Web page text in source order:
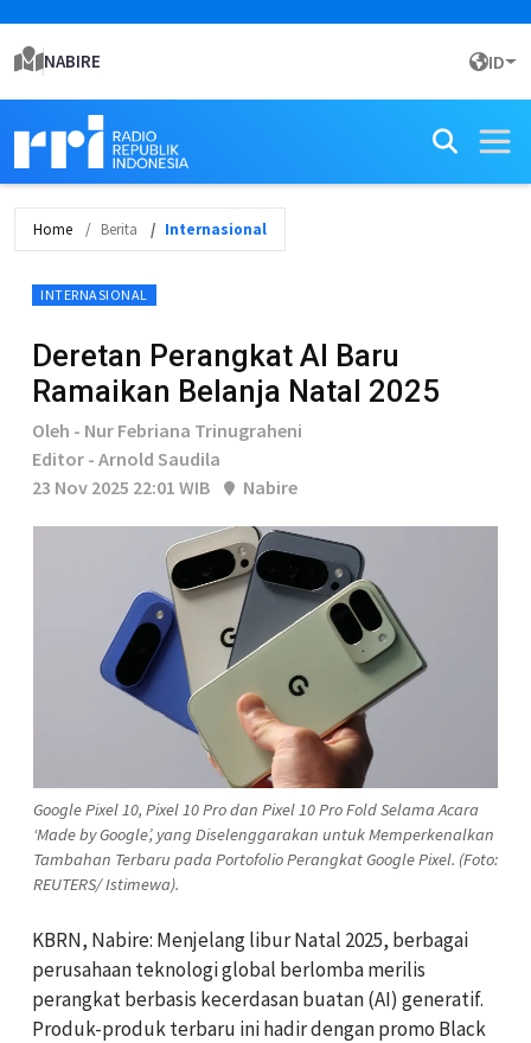
NABIRE ID
Home Berita Internasional
INTERNASIONAL
Deretan Perangkat AI Baru
Ramaikan Belanja Natal 2025
Oleh - Nur Febriana Trinugraheni
Editor - Arnold Saudila
23 Nov 2025 22:01 WIB
Nabire
Google Pixel 10, Pixel 10 Pro dan Pixel 10 Pro Fold Selama Acara
‘Made by Google’, yang Diselenggarakan untuk Memperkenalkan
Tambahan Terbaru pada Portofolio Perangkat Google Pixel. (Foto:
REUTERS/ Istimewa).
KBRN, Nabire: Menjelang libur Natal 2025, berbagai
perusahaan teknologi global berlomba merilis
perangkat berbasis kecerdasan buatan (AI) generatif.
Produk-produk terbaru ini hadir dengan promo Black